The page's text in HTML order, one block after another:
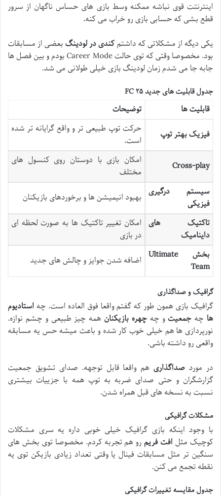
اینترنتت قوی نباشه ممکنه وسط بازی های حساس ناگهان از سرور
قطع بشی که حسابی بازی رو خراب می کنه.
یکی دیگه از مشکلاتی که داشتمکندی در لودینگبعضی از مسابقات
بود. مخصوصا وقتی که توی حالت Career Mode بودم و بین فصل ها
جابه جا می شدم زمان لودینگ بازی خیلی طولانی می شد.
جدول قابلیت های جدید۲۵
قابلیت ها
توضیحات
فیزیک بهتر توپ
حرکت توپ طبیعی تر و واقع گرایانه تر شده
است.
Cross-play
امکان بازی با دوستان روی کنسول های
مختلف
سیستم درگیری
فیزیکی
بهبود انیمیشن ها و برخوردهای بازیکنان
تاکتیک های
داینامیک
امکان تغییر تاکتیک ها به صورت لحظه ای
در بازی
بخش
Ultimate
Team
اضافه شدن جوایز و چالش های جدید
گرافیک و صداگذاری
گرافیک بازی همون طور که گفتم واقعا فوق العاده است. چه استادیوم
ها چه جمعیتو چهچهره بازیکنان همه چیز طبیعی و چشم نوازه.
نورپردازی ها هم خیلی خوب کار شده و باعث میشه حس یه مسابقه
واقعی رو داشته باشی.
در مورد صداگذاریهم واقعا قابل توجهه. صدای تشویق جمعیت
گزارشگران و حتی صدای ضربه به توپ همه با جزییات بیشتری
نسبت به نسخه های قبل همراه شدن.
مشکلات گرافیکی
با وجود اینکه بازی گرافیک خیلی خوبی داره یه سری مشکلات
کوچیک مثل افت فریمرو هم تجربه کردم. مخصوصا توی بخش های
سنگین تر مثل مسابقات فینال یا وقتی تعداد زیادی بازیکن توی یه
نقطه تجمع می کنن.
جدول مقایسه تغییرات گرافیکی